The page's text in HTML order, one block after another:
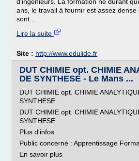
ans, le travail à fournir est assez
sont...
Lire la suite
Site : http://www.edulide.fr
DUT CHIMIE opt. CHIMIE
DE SYNTHESE - Le Mans ...
DUT CHIMIE opt. CHIMIE
SYNTHESE
DUT CHIMIE opt. CHIMIE
SYNTHESE
Plus d'infos
Public concerné : Apprentissage
En savoir plus